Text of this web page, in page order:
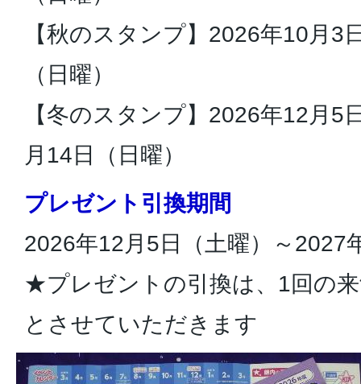
【秋のスタンプ】2026年10月3
（日曜）
【冬のスタンプ】2026年12月5
月14日（日曜）
プレゼント引換期間
2026年12月5日（土曜）～2027
★プレゼントの引換は、1回の
とさせていただきます